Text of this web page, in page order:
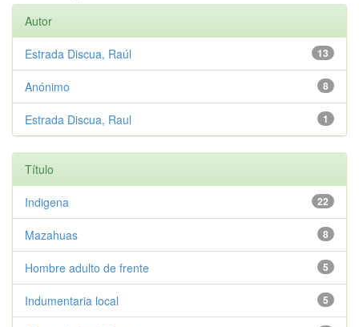
Autor
13
Estrada Discua, Raúl
8
Anónimo
1
Estrada Discua, Raul
Título
22
Indigena
8
Mazahuas
5
Hombre adulto de frente
5
Indumentaria local